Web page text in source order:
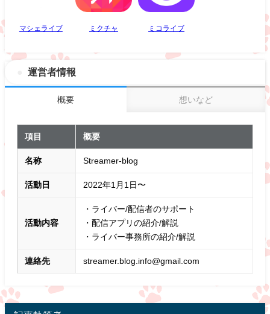
マシェライブ ミクチャ ミコライブ
運営者情報
概要 想いなど
項目 概要
名称 Streamer-blog
活動日 2022年1月1日〜
活動内容
・ライバー/配信者のサポート
・配信アプリの紹介/解説
・ライバー事務所の紹介/解説
連絡先 streamer.blog.info@gmail.com